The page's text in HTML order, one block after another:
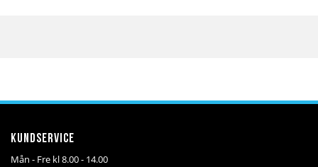
Kundservice
Mån - Fre kl 8.00 - 14.00